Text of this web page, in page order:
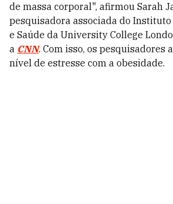
de massa corporal", afirmou Sarah
pesquisadora associada do
e Saúde da University College
a CNN. Com isso, os pesquisadores
nível de estresse com a obesidade.